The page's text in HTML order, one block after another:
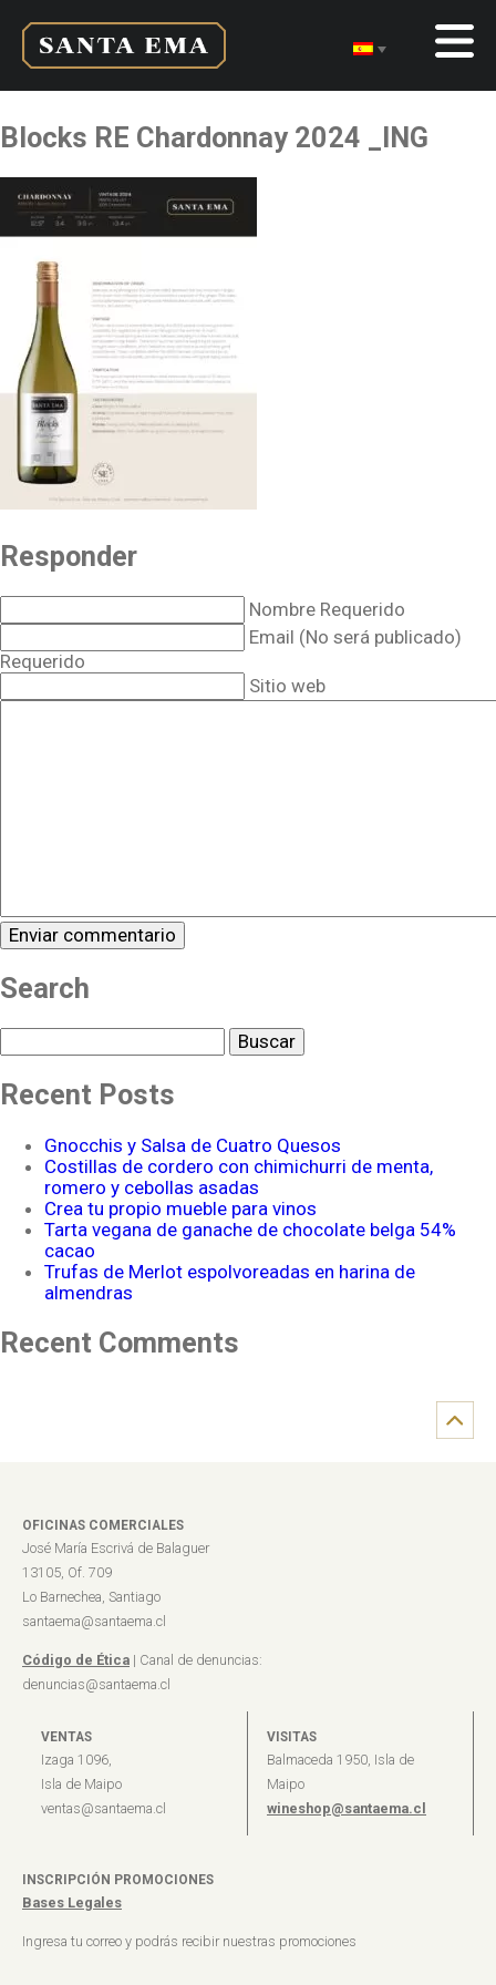
Blocks RE Chardonnay 2024 _ING
Responder
Nombre Requerido
Email (No será publicado)
Requerido
Sitio web
Search
Recent Posts
Gnocchis y Salsa de Cuatro Quesos
Costillas de cordero con chimichurri de menta,
romero y cebollas asadas
Crea tu propio mueble para vinos
Tarta vegana de ganache de chocolate belga 54%
cacao
Trufas de Merlot espolvoreadas en harina de
almendras
Recent Comments
OFICINAS COMERCIALES
José María Escrivá de Balaguer
13105, Of. 709
Lo Barnechea, Santiago
santaema@santaema.cl
Código de Ética | Canal de denuncias:
denuncias@santaema.cl
VENTAS
Izaga 1096,
Isla de Maipo
ventas@santaema.cl
VISITAS
Balmaceda 1950, Isla de
Maipo
wineshop@santaema.cl
INSCRIPCIÓN PROMOCIONES
Bases Legales
Ingresa tu correo y podrás recibir nuestras promociones